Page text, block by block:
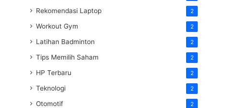
Rekomendasi Laptop 2
Workout Gym 2
Latihan Badminton 2
Tips Memilih Saham 2
HP Terbaru 2
Teknologi 2
Otomotif 2